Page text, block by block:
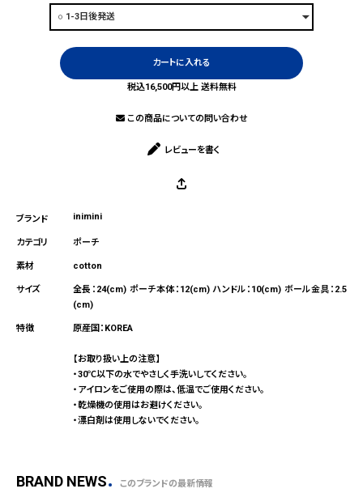
カートに入れる
税込16,500円以上 送料無料
この商品についての問い合わせ
レビューを書く
inimini
ポーチ
cotton
全長：24(cm) ポーチ本体：12(cm) ハンドル：10(cm) ボール金具：2.5
(cm)
原産国：KOREA
【お取り扱い上の注意】
・30℃以下の水でやさしく手洗いしてください。
・アイロンをご使用の際は、低温でご使用ください。
・乾燥機の使用はお避けください。
・漂白剤は使用しないでください。
BRAND NEWS このブランドの最新情報